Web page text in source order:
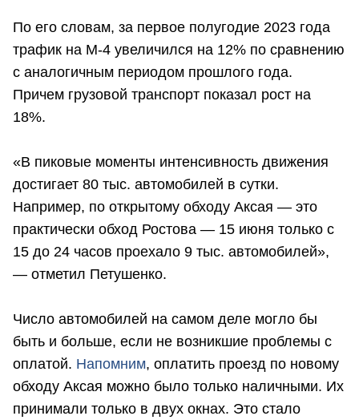
По его словам, за первое полугодие 2023 года
трафик на М-4 увеличился на 12% по сравнению
с аналогичным периодом прошлого года.
Причем грузовой транспорт показал рост на
18%.
«В пиковые моменты интенсивность движения
достигает 80 тыс. автомобилей в сутки.
Например, по открытому обходу Аксая — это
практически обход Ростова — 15 июня только с
15 до 24 часов проехало 9 тыс. автомобилей»,
— отметил Петушенко.
Число автомобилей на самом деле могло бы
быть и больше, если не возникшие проблемы с
оплатой. Напомним, оплатить проезд по новому
обходу Аксая можно было только наличными. Их
принимали только в двух окнах. Это стало